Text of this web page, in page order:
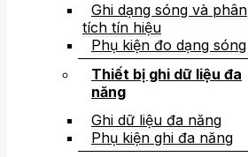
Ghi dạng sóng và phân
tích tín hiệu
Phụ kiện đo dạng sóng
Thiết bị ghi dữ liệu đa
năng
Ghi dữ liệu đa năng
Phụ kiện ghi đa năng